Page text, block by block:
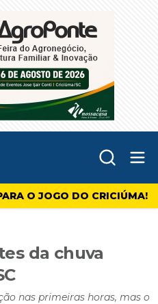
O JOGO DO CRICIÚMA!
da chuva
nas primeiras horas, mas o